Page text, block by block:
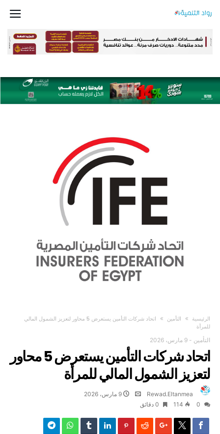
‫الرئيسية‬ التأمين
اتحاد شركات التأمين يستعرض 5 محاور لتعزيز الشمول المالي
للمرأة
التأمين - 9 مارس، 2026
اتحاد شركات التأمين يستعرض 5 محاور
لتعزيز الشمول المالي للمرأة
Rewad.Eltanmea
9 مارس، 2026
114 0 ‫دقائق‬